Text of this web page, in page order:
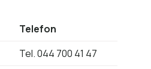
Telefon
Tel.044 700 41 47